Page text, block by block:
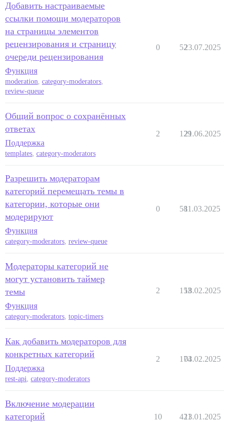
Добавить настраиваемые
ссылки помощи модераторов
на страницы элементов
рецензирования и страницу
очереди рецензирования
Функция
moderation, category-moderators,
review-queue
0 5223.07.2025
Общий вопрос о сохранённых
ответах
Поддержка
templates, category-moderators
2 129
21.06.2025
Разрешить модераторам
категорий перемещать темы в
категории, которые они
модерируют
Функция
category-moderators, review-queue
0 5811.03.2025
Модераторы категорий не
могут установить таймер
темы
Функция
category-moderators, topic-timers
2 153
18.02.2025
Как добавить модераторов для
конкретных категорий
Поддержка
rest-api, category-moderators
2 174
03.02.2025
Включение модерации
категорий
10 421
13.01.2025